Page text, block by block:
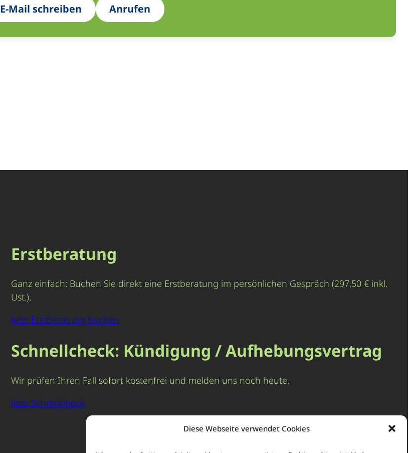
Diese Webseite verwendet Cookies
E-Mail schreiben Anrufen
Erstberatung
Ganz einfach: Buchen Sie direkt eine Erstberatung im persönlichen Gespräch (297,50 € inkl.
Ust.).
Jetzt Erstberatung buchen
Schnellcheck: Kündigung / Aufhebungsvertrag
Wir prüfen Ihren Fall sofort kostenfrei und melden uns noch heute.
Jetzt Schnellcheck